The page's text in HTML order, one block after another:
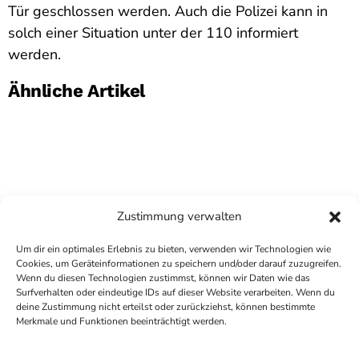
Zustimmung verwalten
Um dir ein optimales Erlebnis zu bieten, verwenden wir Technologien wie
Cookies, um Geräteinformationen zu speichern und/oder darauf zuzugreifen.
Wenn du diesen Technologien zustimmst, können wir Daten wie das
Surfverhalten oder eindeutige IDs auf dieser Website verarbeiten. Wenn du
deine Zustimmung nicht erteilst oder zurückziehst, können bestimmte
Merkmale und Funktionen beeinträchtigt werden.
Tür geschlossen werden. Auch die Polizei kann in
solch einer Situation unter der 110 informiert
werden.
Ähnliche Artikel
COPYRIGHTANTENNE BAD KREUZNACH